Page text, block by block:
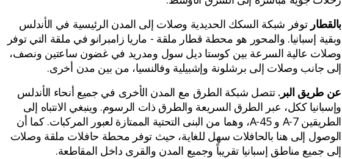
بالقطار توفر شبكة السكك الحديدية وصلات إلى المدن الرئيسية في الأندلس
وبقية إسبانيا. والمحور هو محطة قطار ملقة - ماريا زامبرانو في ملقة التي توفر
وصلات عالية السرعة بين كوستا ديل سول ومدريد في غضون ساعتين ونصف،
إلى جانب وصلات إلى برشلونة وإشبيلية وفالنسيا، من بين مدن أخرى.
عن طريق البر. تتصل شبكة الطرق مع المدن الأخرى في جميع أنحاء الأندلس
وإسبانيا ككل، عبر الطرق السريعة والطرق ذات الرسوم. وينبغي الانتباه إلى
الطريقين A-7 و A-45، وهما من البنى التحتية الممتازة لعبور المركبات. كما أن
الوصول إلى هنا بالحافلات سهل للغاية، حيث توفر محطة حافلات ملقة وصلات
إلى جميع مناطق إسبانيا تقريباً وجميع المدن والقرى داخل المقاطعة.